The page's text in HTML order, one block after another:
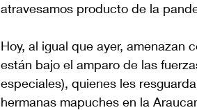
atravesamos producto de la
Hoy, al igual que ayer, amenazan
están bajo el amparo de las
especiales), quienes les
hermanas mapuches en la